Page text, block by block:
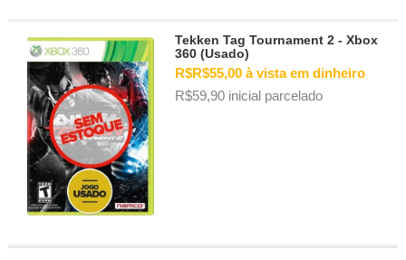
Tekken Tag Tournament 2 - Xbox
360 (Usado)
R$R$55,00 à vista em dinheiro
R$59,90 inicial parcelado